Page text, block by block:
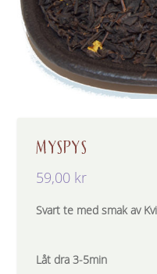
MYSPYS
59,00 kr
Svart te med smak av
Låt dra 3-5min